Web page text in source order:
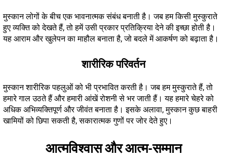
मुस्कान लोगों के बीच एक भावनात्मक संबंध बनाती है। जब हम किसी मुस्कुराते
हुए व्यक्ति को देखते हैं, तो हमें उसी प्रकार प्रतिक्रिया देने की इच्छा होती है।
यह आराम और खुलेपन का माहौल बनाता है, जो बदले में आकर्षण को बढ़ाता है।
शारीरिक परिवर्तन
मुस्कान शारीरिक पहलुओं को भी प्रभावित करती है। जब हम मुस्कुराते हैं, तो
हमारे गाल उठते हैं और हमारी आंखें रोशनी से भर जाती हैं। यह हमारे चेहरे को
अधिक अभिव्यक्तिपूर्ण और जीवंत बनाता है। इसके अलावा, मुस्कान कुछ बाहरी
खामियों को छिपा सकती है, सकारात्मक गुणों पर जोर देते हुए।
आत्मविश्वास और आत्म-सम्मान